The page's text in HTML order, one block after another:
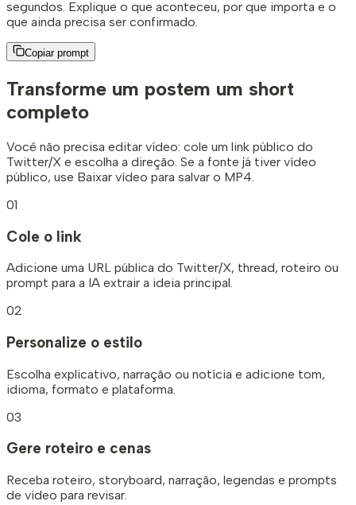
segundos. Explique o que aconteceu, por que importa e o
que ainda precisa ser confirmado.
Copiar prompt
Transforme um postem um short
completo
Você não precisa editar vídeo: cole um link público do
Twitter/X e escolha a direção. Se a fonte já tiver vídeo
público, use Baixar vídeo para salvar o MP4.
01
Cole o link
Adicione uma URL pública do Twitter/X, thread, roteiro ou
prompt para a IA extrair a ideia principal.
02
Personalize o estilo
Escolha explicativo, narração ou notícia e adicione tom,
idioma, formato e plataforma.
03
Gere roteiro e cenas
Receba roteiro, storyboard, narração, legendas e prompts
de vídeo para revisar.